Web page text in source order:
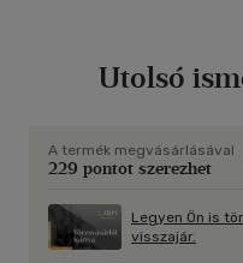
Utolsó
A termék megvásárlásával
229 pontot szerezhet
Legyen Ön is
visszajár.